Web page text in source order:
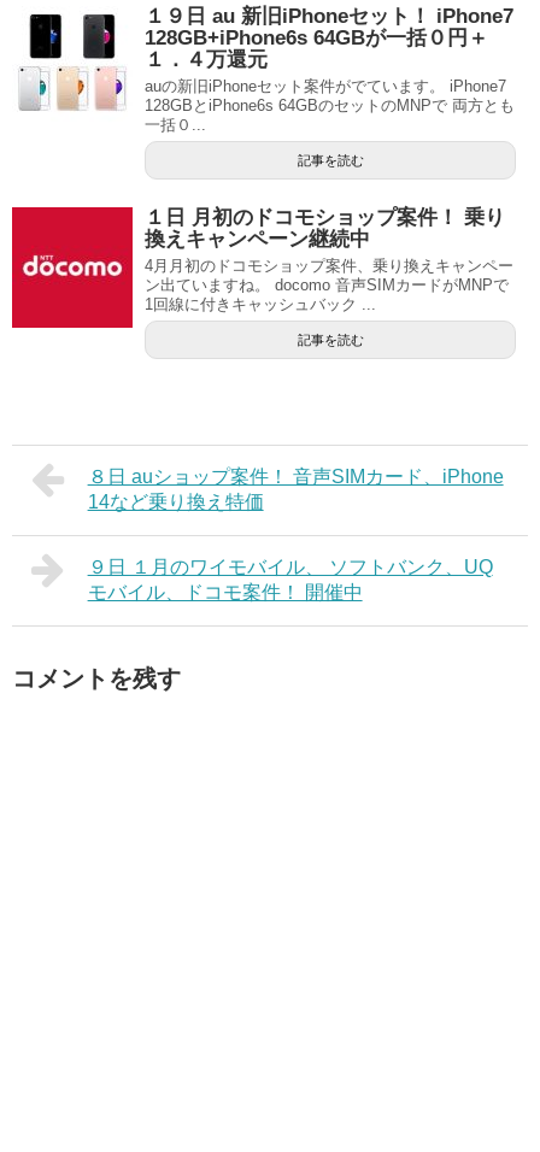
１９日 au 新旧iPhoneセット！ iPhone7
128GB+iPhone6s 64GBが一括０円＋
１．４万還元
auの新旧iPhoneセット案件がでています。 iPhone7
128GBとiPhone6s 64GBのセットのMNPで 両方とも
一括０...
記事を読む
１日 月初のドコモショップ案件！ 乗り
換えキャンペーン継続中
4月月初のドコモショップ案件、乗り換えキャンペー
ン出ていますね。 docomo 音声SIMカードがMNPで
1回線に付きキャッシュバック ...
記事を読む
８日 auショップ案件！ 音声SIMカード、iPhone
14など乗り換え特価
９日 １月のワイモバイル、 ソフトバンク、UQ
モバイル、ドコモ案件！ 開催中
コメントを残す